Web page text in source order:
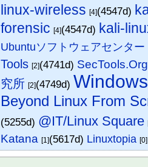
linux-wireless [4](4547d)
forensic [4](4547d) kali-
Ubuntuソフトウェアセンター
Tools [2](4741d) SecTools.Org
究所 [2](4749d) Windows
Beyond Linux From
(5255d) @IT/Linux Square
Katana [1](5617d) Linuxtopia [0]